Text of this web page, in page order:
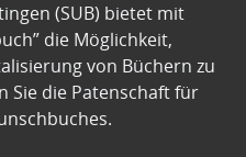
(SUB) bietet mit
die Möglichkeit,
von Büchern zu
Sie die Patenschaft für